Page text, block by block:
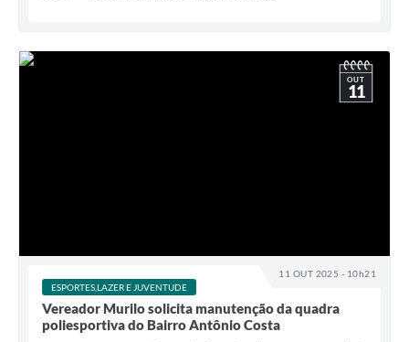
11 OUT 2025 - 10h21
OUT
11
ESPORTES,LAZER E JUVENTUDE
Vereador Murilo solicita manutenção da quadra
poliesportiva do Bairro Antônio Costa